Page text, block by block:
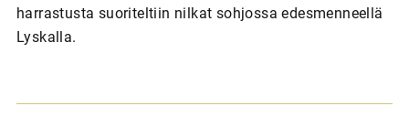
harrastusta suoriteltiin nilkat sohjossa edesmenneellä
Lyskalla.